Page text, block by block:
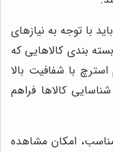
با توجه به نیازهای
بندی کالاهایی که
استرچ با شفافیت بالا
کالاها فراهم
امکان مشاهده